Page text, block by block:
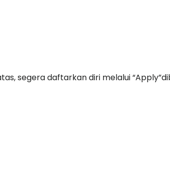
segera daftarkan diri melalui